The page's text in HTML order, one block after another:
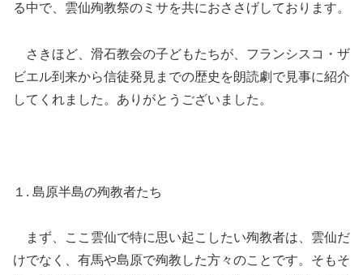
る中で、雲仙殉教祭のミサを共におささげしております。
さきほど、滑石教会の子どもたちが、フランシスコ・ザ
ビエル到来から信徒発見までの歴史を朗読劇で見事に紹介
してくれました。ありがとうございました。
１. 島原半島の殉教者たち
まず、ここ雲仙で特に思い起こしたい殉教者は、雲仙だ
けでなく、有馬や島原で殉教した方々のことです。そもそ